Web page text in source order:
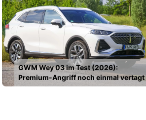
GWM Wey 03 im Test (2026):
Premium-Angriff noch einmal vertagt